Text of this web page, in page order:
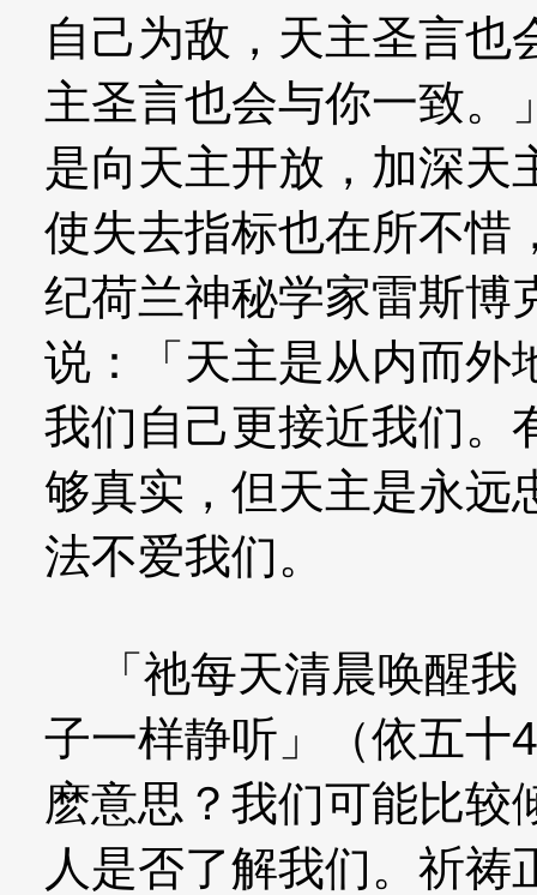
自己为敌，天主圣言也
主圣言也会与你一致。
是向天主开放，加深天
使失去指标也在所不惜
纪荷兰神秘学家雷斯博
说：「天主是从内而外
我们自己更接近我们。
够真实，但天主是永远
法不爱我们。
「祂每天清晨唤醒我
子一样静听」（依五十
麽意思？我们可能比较
人是否了解我们。祈